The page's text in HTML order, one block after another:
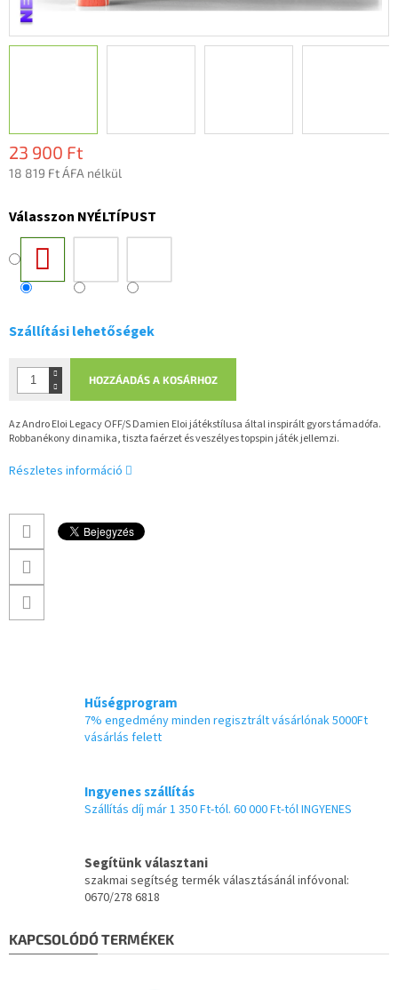
23 900 Ft
18 819 Ft ÁFA nélkül
Válasszon NYÉLTÍPUST
Szállítási lehetőségek
HOZZÁADÁS A KOSÁRHOZ
Az Andro Eloi Legacy OFF/S Damien Eloi játékstílusa által inspirált gyors támadófa.
Robbanékony dinamika, tiszta faérzet és veszélyes topspin játék jellemzi.
Részletes információ
Hűségprogram
7% engedmény minden regisztrált vásárlónak 5000Ft
vásárlás felett
Ingyenes szállítás
Szállítás díj már 1 350 Ft-tól. 60 000 Ft-tól INGYENES
Segítünk választani
szakmai segítség termék választásánál infóvonal:
0670/278 6818
KAPCSOLÓDÓ TERMÉKEK